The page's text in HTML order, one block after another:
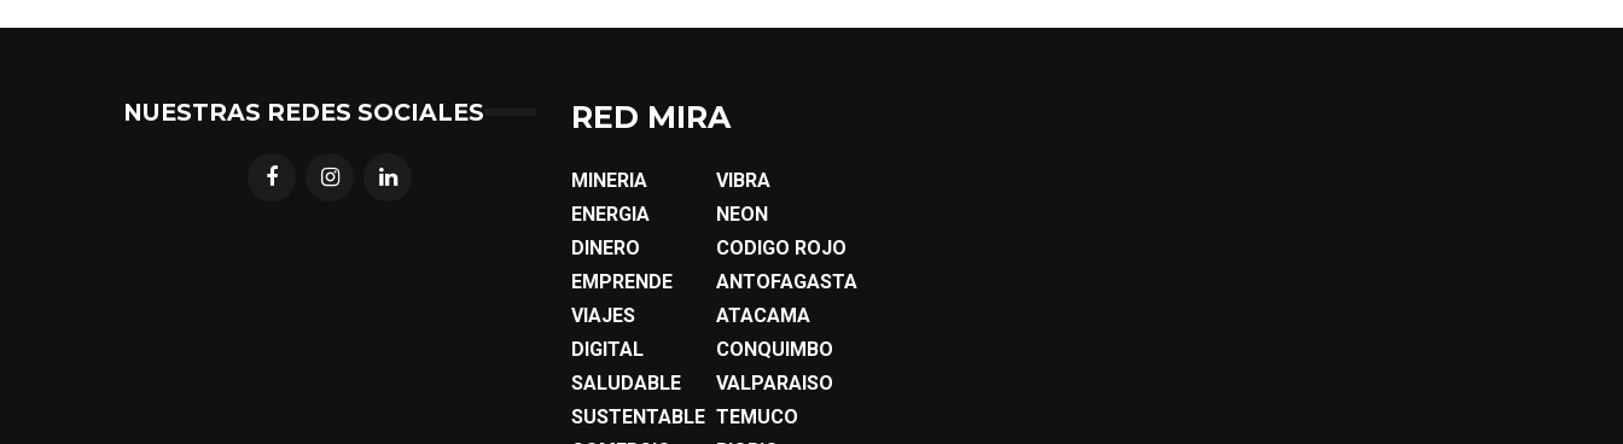
NUESTRAS REDES SOCIALES RED MIRA
MINERIA
ENERGIA
DINERO
EMPRENDE
VIAJES
DIGITAL
SALUDABLE
SUSTENTABLE
VIBRA
NEON
CODIGO ROJO
ANTOFAGASTA
ATACAMA
CONQUIMBO
VALPARAISO
TEMUCO